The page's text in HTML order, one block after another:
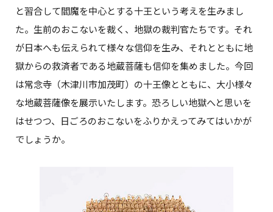
と習合して閻魔を中心とする十王という考えを生みまし
た。生前のおこないを裁く、地獄の裁判官たちです。それ
が日本へも伝えられて様々な信仰を生み、それとともに地
獄からの救済者である地蔵菩薩も信仰を集めました。今回
は常念寺（木津川市加茂町）の十王像とともに、大小様々
な地蔵菩薩像を展示いたします。恐ろしい地獄へと思いを
はせつつ、日ごろのおこないをふりかえってみてはいかが
でしょうか。